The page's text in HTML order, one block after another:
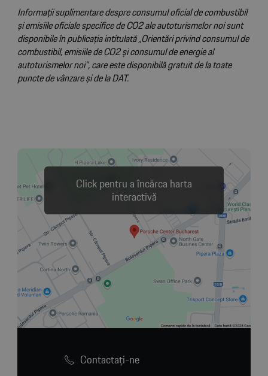
Informații suplimentare despre consumul oficial de combustibil
și emisiile oficiale specifice de CO2 ale autoturismelor noi sunt
disponibile în publicația intitulată „Orientări privind consumul de
combustibil, emisiile de CO2 și consumul de energie al
autoturismelor noi”, care este disponibilă gratuit de la toate
puncte de vânzare și de la DAT.
Click pentru a încărca harta
interactivă
Contactaţi-ne